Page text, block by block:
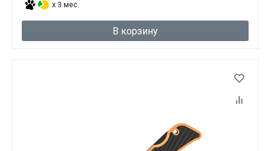
x 3 мес.
В корзину